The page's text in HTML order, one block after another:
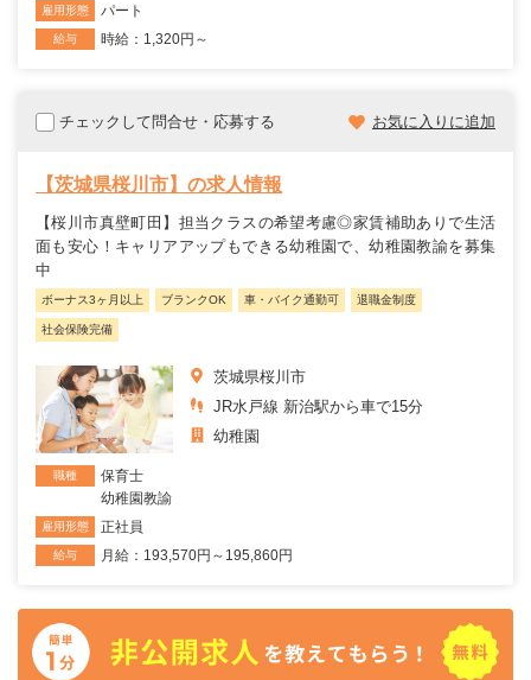
雇用形態 パート
給与 時給：1,320円～
チェックして問合せ・応募する お気に入りに追加
【茨城県桜川市】の求人情報
【桜川市真壁町田】担当クラスの希望考慮◎家賃補助ありで生活
面も安心！キャリアアップもできる幼稚園で、幼稚園教諭を募集
中
ボーナス3ヶ月以上 ブランクOK 車・バイク通勤可 退職金制度
社会保険完備
茨城県桜川市
JR水戸線 新治駅から車で15分
幼稚園
職種
保育士
幼稚園教諭
雇用形態 正社員
給与 月給：193,570円～195,860円